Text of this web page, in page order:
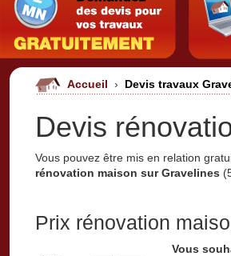
Accueil › Devis travaux
Devis
Vous pouvez être mis en relation
rénovation maison sur Gravelines
Prix rénovation
Vous